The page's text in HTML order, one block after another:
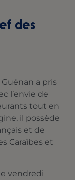
des
a pris
l’envie de
tout en
il possède
et de
Caraïbes et
vendredi